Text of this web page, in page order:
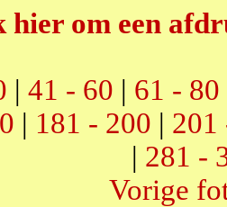
om een
| 41 - 60 | 61 - 80
| 181 - 200 | 201
| 281 -
Vorige